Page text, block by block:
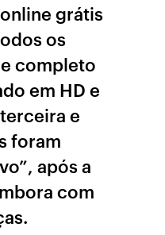
grátis
os
completo
em HD e
e
foram
após a
com